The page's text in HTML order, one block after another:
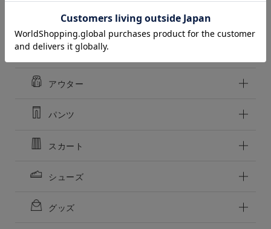
価格
通常商品
セール価格
在庫
f
残りわずか
カートに入れる
f
残りわずか
カートに入れる
トップス
ワンピース
アウター
パンツ
スカート
シューズ
グッズ